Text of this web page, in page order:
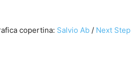
copertina: Salvio Ab / Next Step